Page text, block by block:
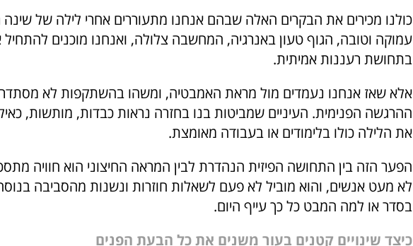
כולנו מכירים את הבקרים האלה שבהם אנחנו מתעוררים אחרי לילה של שינה
עמוקה וטובה, הגוף טעון באנרגיה, המחשבה צלולה, ואנחנו מוכנים להתחיל
בתחושת רעננות אמיתית.
אלא שאז אנחנו נעמדים מול מראת האמבטיה, ומשהו בהשתקפות לא
ההרגשה הפנימית. העיניים שמביטות בנו בחזרה נראות כבדות, מותשות,
את הלילה כולו בלימודים או בעבודה מאומצת.
הפער הזה בין התחושה הפיזית הנהדרת לבין המראה החיצוני הוא חוויה
לא מעט אנשים, והוא מוביל לא פעם לשאלות חוזרות ונשנות מהסביבה
בסדר או למה המבט כל כך עייף היום.
כיצד שינויים קטנים בעור משנים את כל הבעת הפנים